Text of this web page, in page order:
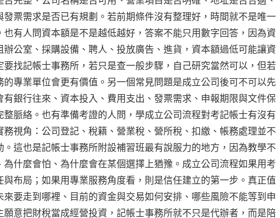
票需求是否已有規劃。若前期條件沒有整理好，時間就不是唯一
有人問資本額是不是越低越好，答案不能只用數字回答，因為資
公室、採購設備、聘人、投放廣告、進貨，資本額過低可能讓資
找記帳士事務所，若只是查一般步驟，自己研究當然可以，但若
專業單位會更有價值。另一個常見問題是成立公司後可不可以先
銀行往來、資本投入、費用支出、發票需求、申報期限與文件保
脈絡。也有準備考證的人問，學成立公司流程對考記帳士有沒有
視角：公司登記、稅籍、營業稅、營所稅、扣繳、帳務處理並不
這也是記帳士事務所附設補習班最有說服力的地方，因為教學不
什麼會怕、為什麼會在某個選擇上猶豫。成立公司流程如果用考
布局；如果用專業服務角度看，則是信任建立的第一步。真正值
要走到哪裡、目前的資金與交易如何安排、哪些風險不能等到申
意把財稅當成經營投資，記帳士事務所就不只是代辦者，而是陪